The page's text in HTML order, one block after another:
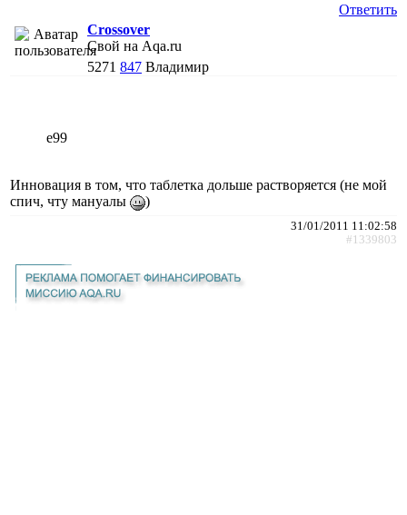
Ответить
Crossover
Свой на Aqa.ru
5271 847 Владимир
e99
Инновация в том, что таблетка дольше растворяется (не мой
спич, чту мануалы
)
31/01/2011 11:02:58
#1339803